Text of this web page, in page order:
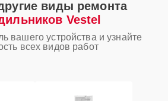
виды ремонта
Vestel
вашего устройства и узнайте
всех видов работ